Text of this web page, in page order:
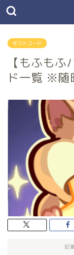
ギフトコード
【もふも
ド一覧 ※随
記